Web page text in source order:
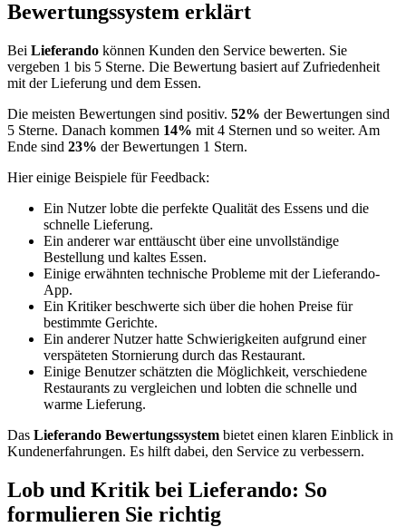
Bewertungssystem erklärt
Bei Lieferando können Kunden den Service bewerten. Sie
vergeben 1 bis 5 Sterne. Die Bewertung basiert auf Zufriedenheit
mit der Lieferung und dem Essen.
Die meisten Bewertungen sind positiv. 52% der Bewertungen sind
5 Sterne. Danach kommen 14% mit 4 Sternen und so weiter. Am
Ende sind 23% der Bewertungen 1 Stern.
Hier einige Beispiele für Feedback:
Ein Nutzer lobte die perfekte Qualität des Essens und die
schnelle Lieferung.
Ein anderer war enttäuscht über eine unvollständige
Bestellung und kaltes Essen.
Einige erwähnten technische Probleme mit der Lieferando-
App.
Ein Kritiker beschwerte sich über die hohen Preise für
bestimmte Gerichte.
Ein anderer Nutzer hatte Schwierigkeiten aufgrund einer
verspäteten Stornierung durch das Restaurant.
Einige Benutzer schätzten die Möglichkeit, verschiedene
Restaurants zu vergleichen und lobten die schnelle und
warme Lieferung.
Das Lieferando Bewertungssystem bietet einen klaren Einblick in
Kundenerfahrungen. Es hilft dabei, den Service zu verbessern.
Lob und Kritik bei Lieferando: So
formulieren Sie richtig